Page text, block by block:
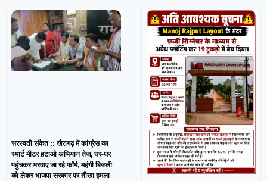
सरस्वती संकेत :: खैरागढ़ में कांग्रेस का
स्मार्ट मीटर हटाओ अभियान तेज, घर-घर
पहुंचकर भरवाए जा रहे फॉर्म, महंगी बिजली
को लेकर भाजपा सरकार पर तीखा हमला